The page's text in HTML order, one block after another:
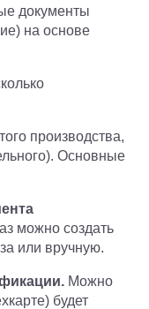
документы
на основе
производства,
Основные
можно создать
или вручную.
Можно
будет